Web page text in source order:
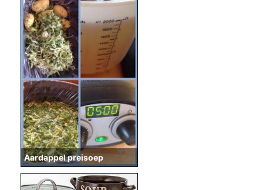
Aardappel preisoep